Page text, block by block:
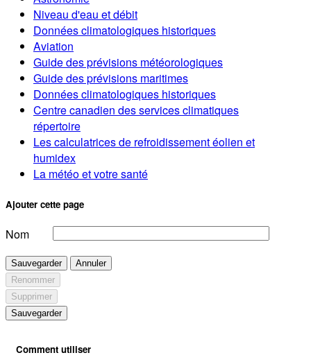
Niveau d'eau et débit
Données climatologiques historiques
Aviation
Guide des prévisions météorologiques
Guide des prévisions maritimes
Données climatologiques historiques
Centre canadien des services climatiques
répertoire
Les calculatrices de refroidissement éolien et
humidex
La météo et votre santé
Ajouter cette page
Nom
Sauvegarder
Annuler
Renommer
Supprimer
Sauvegarder
Comment utiliser